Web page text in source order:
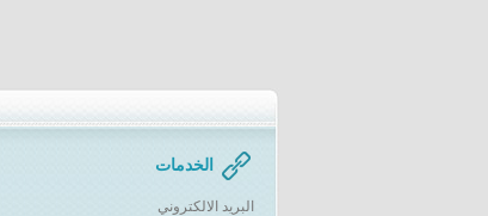
الخدمات
البريد الالكتروني